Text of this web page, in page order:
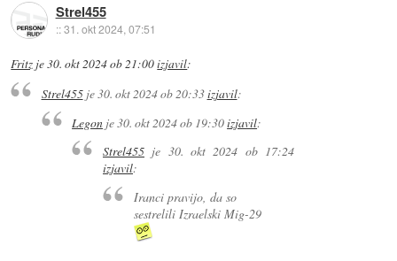
Strel455
::31. okt 2024, 07:51
Fritz je30. okt 2024 ob 21:00izjavil:
Strel455je30. okt 2024 ob 20:33izjavil:
Legon je30. okt 2024 ob 19:30izjavil:
Strel455je 30. okt 2024 ob 17:24
izjavil:
Iranci pravijo, da so
sestrelili Izraelski Mig-29